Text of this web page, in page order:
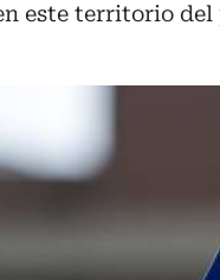
este territorio del